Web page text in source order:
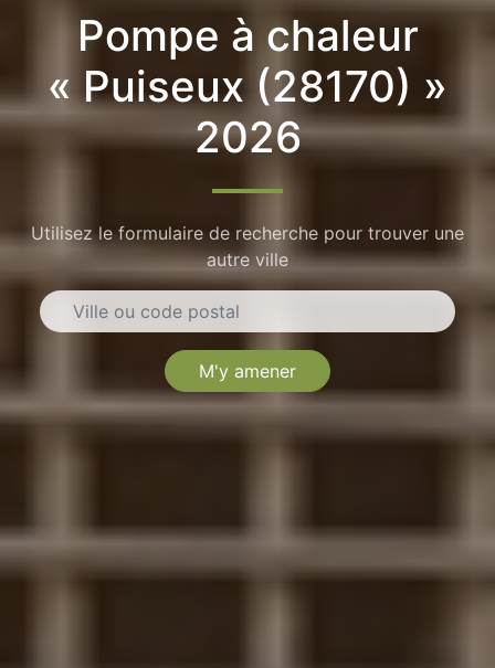
Pompe à chaleur
« Puiseux (28170) »
2026
Utilisez le formulaire de recherche pour trouver une
autre ville
M'y amener